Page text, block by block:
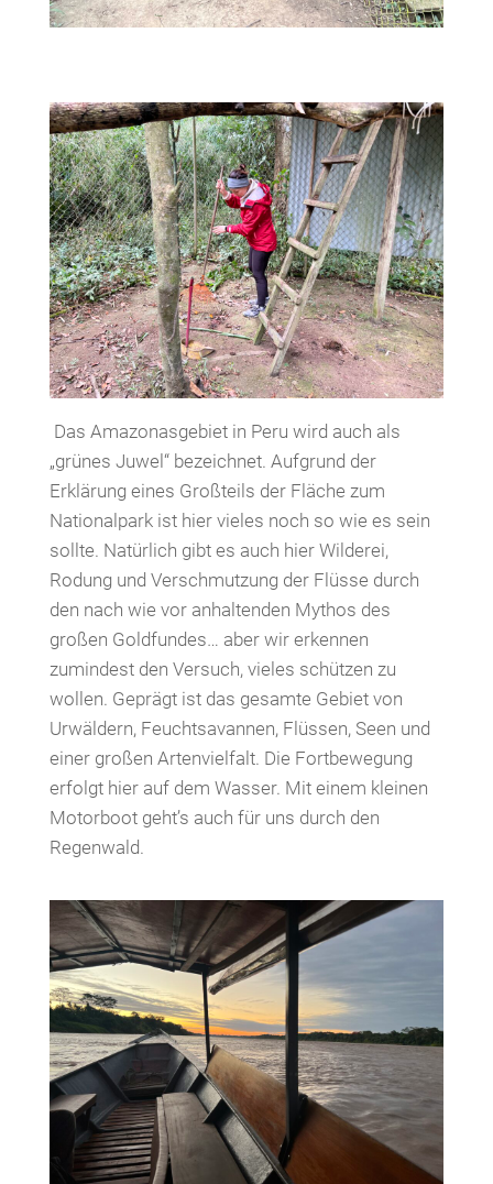
Das Amazonasgebiet in Peru wird auch als
„grünes Juwel“ bezeichnet. Aufgrund der
Erklärung eines Großteils der Fläche zum
Nationalpark ist hier vieles noch so wie es sein
sollte. Natürlich gibt es auch hier Wilderei,
Rodung und Verschmutzung der Flüsse durch
den nach wie vor anhaltenden Mythos des
großen Goldfundes… aber wir erkennen
zumindest den Versuch, vieles schützen zu
wollen. Geprägt ist das gesamte Gebiet von
Urwäldern, Feuchtsavannen, Flüssen, Seen und
einer großen Artenvielfalt. Die Fortbewegung
erfolgt hier auf dem Wasser. Mit einem kleinen
Motorboot geht’s auch für uns durch den
Regenwald.